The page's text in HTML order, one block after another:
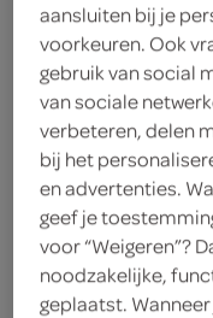
Almelo
SPAR express
Holstlaan 91
7609 RC Almelo
vandaag open tot
aansluiten bij je
voorkeuren. Ook
gebruik van social
van sociale
verbeteren, delen
bij het
en advertenties.
geef je
voor “Weigeren”?
noodzakelijke,
geplaatst.